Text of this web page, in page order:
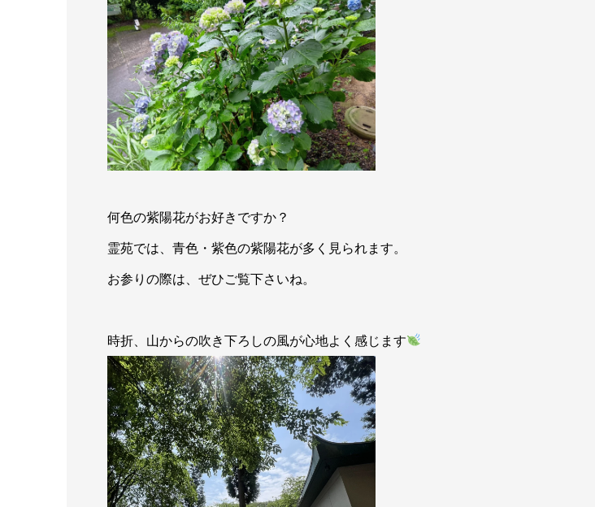
何色の紫陽花がお好きですか？
霊苑では、青色・紫色の紫陽花が多く見られます。
お参りの際は、ぜひご覧下さいね。
時折、山からの吹き下ろしの風が心地よく感じます